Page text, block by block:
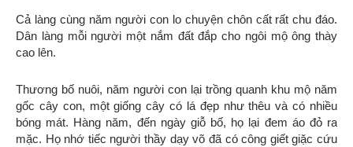
Cả làng cùng năm người con lo chuyện chôn cất rất chu đáo.
Dân làng mỗi người một nắm đất đắp cho ngôi mộ ông thày
cao lên.
Thương bố nuôi, năm người con lại trồng quanh khu mộ năm
gốc cây con, một giống cây có lá đẹp như thêu và có nhiều
bóng mát. Hàng năm, đến ngày giỗ bố, họ lại đem áo đỏ ra
mặc. Họ nhớ tiếc người thầy dạy võ đã có công giết giặc cứu